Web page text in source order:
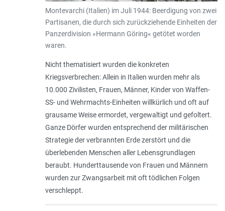
Montevarchi (Italien) im Juli 1944: Beerdigung von zwei
Partisanen, die durch sich zurückziehende Einheiten der
Panzerdivision »Hermann Göring« getötet worden
waren.
Nicht thematisiert wurden die konkreten
Kriegsverbrechen: Allein in Italien wurden mehr als
10.000 Zivilisten, Frauen, Männer, Kinder von Waffen-
SS- und Wehrmachts-Einheiten willkürlich und oft auf
grausame Weise ermordet, vergewaltigt und gefoltert.
Ganze Dörfer wurden entsprechend der militärischen
Strategie der verbrannten Erde zerstört und die
überlebenden Menschen aller Lebensgrundlagen
beraubt. Hunderttausende von Frauen und Männern
wurden zur Zwangsarbeit mit oft tödlichen Folgen
verschleppt.